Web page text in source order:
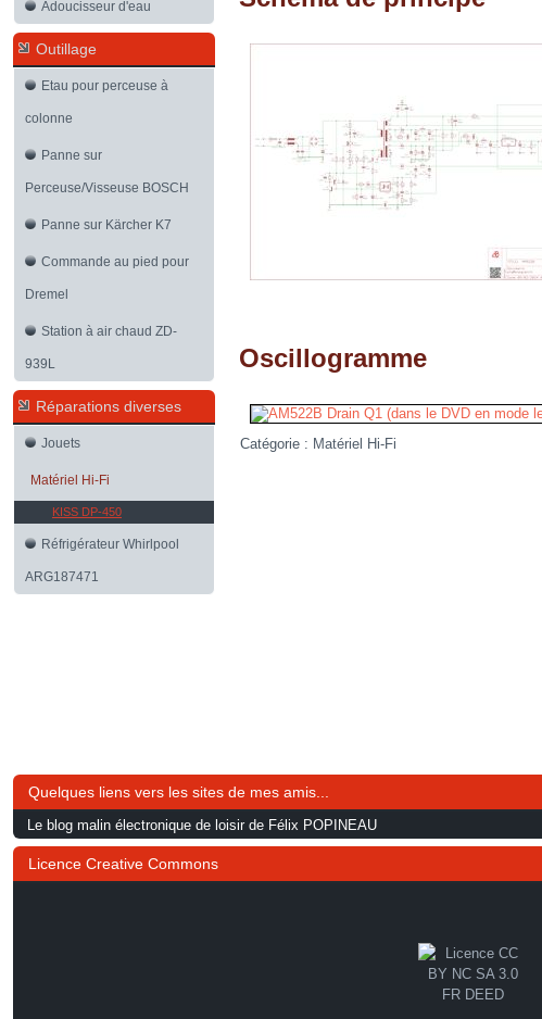
Adoucisseur d'eau
Outillage
Etau pour perceuse à
colonne
Panne sur
Perceuse/Visseuse BOSCH
Panne sur Kärcher K7
Commande au pied pour
Dremel
Station à air chaud ZD-
939L
Réparations diverses
Jouets
Matériel Hi-Fi
KISS DP-450
Réfrigérateur Whirlpool
ARG187471
Oscillogramme
Catégorie : Matériel Hi-Fi
Quelques liens vers les sites de mes amis...
Le blog malin électronique de loisir de Félix POPINEAU
Licence Creative Commons